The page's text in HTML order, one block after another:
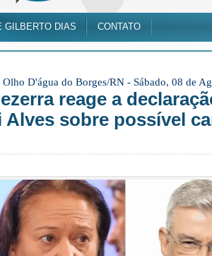
GILBERTO DIAS CONTATO
Olho D'água do Borges/RN - Sábado, 08 de
reage a
Alves sobre possível